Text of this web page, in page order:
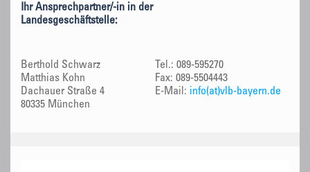
Ihr Ansprechpartner/-in in der
Landesgeschäftstelle:
Berthold Schwarz
Matthias Kohn
Dachauer Straße 4
80335 München
Tel.: 089-595270
Fax: 089-5504443
E-Mail: info(at)vlb-bayern.de